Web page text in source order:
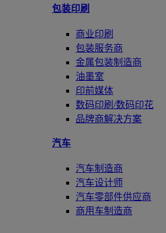
包装印刷
商业印刷
包装服务商
金属包装制造商
油墨室
印前媒体
数码印刷/数码印花
品牌商解决方案
汽车
汽车制造商
汽车设计师
汽车零部件供应商
商用车制造商